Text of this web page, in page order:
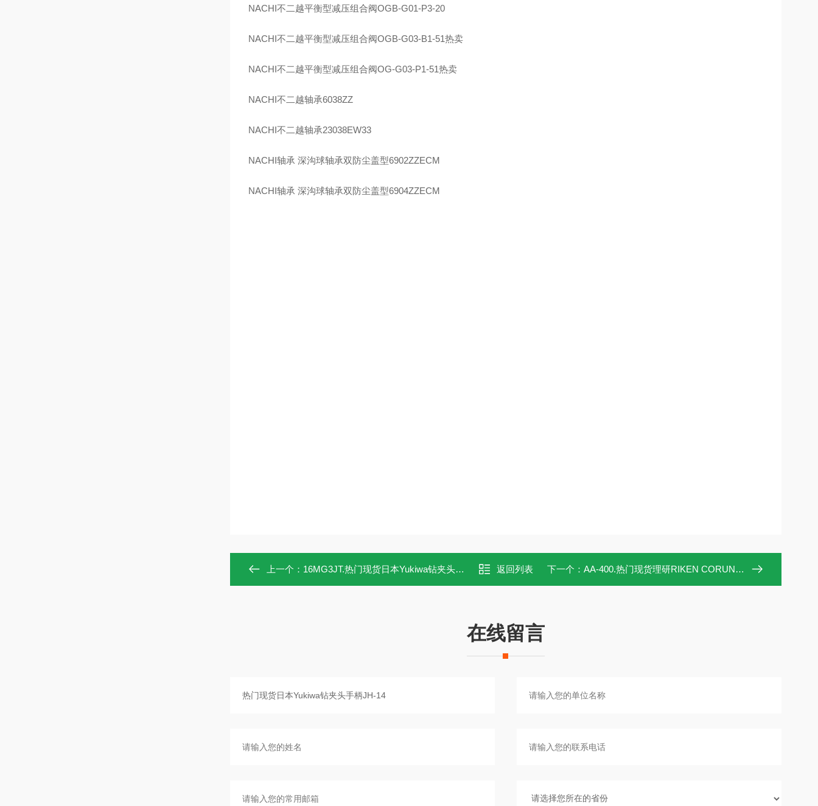
NACHI不二越平衡型减压组合阀OGB-G01-P3-20
NACHI不二越平衡型减压组合阀OGB-G03-B1-51热卖
NACHI不二越平衡型减压组合阀OG-G03-P1-51热卖
NACHI不二越轴承6038ZZ
NACHI不二越轴承23038EW33
NACHI轴承 深沟球轴承双防尘盖型6902ZZECM
NACHI轴承 深沟球轴承双防尘盖型6904ZZECM
上一个： 16MG3JT.热门现货日本Yukiwa钻夹头16MG3JT 返回列表 下一个： AA-400.热门现货理研RIKEN CORUNDUM研磨布AA-400
在线留言